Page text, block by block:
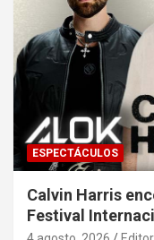
ESPECTÁCULOS
Calvin Harris
Festival